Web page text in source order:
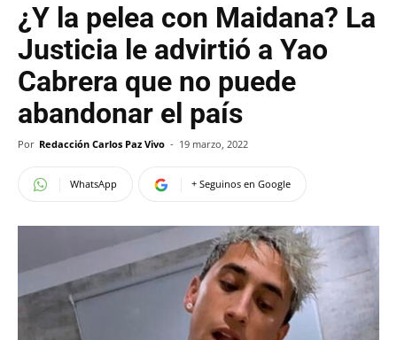
¿Y la pelea con Maidana? La
Justicia le advirtió a Yao
Cabrera que no puede
abandonar el país
Por Redacción Carlos Paz Vivo - 19 marzo, 2022
WhatsApp + Seguinos en Google